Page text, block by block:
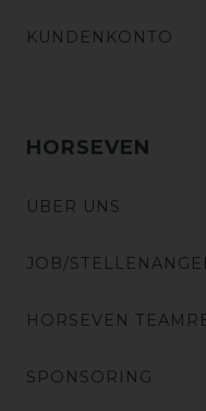
KUNDENKONTO
HORSEVEN
ÜBER UNS
JOB/
HORSEVEN
SPONSORING